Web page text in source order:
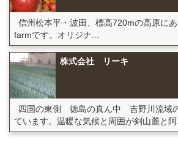
信州松本平・波田、標高720mの高原に
farmです。オリジナ...
株式会社 リーキ
四国の東側 徳島の真ん中 吉野川流域
ています。温暖な気候と周囲が剣山麓と阿